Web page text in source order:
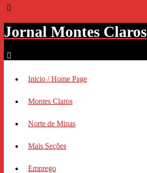
Jornal Montes Claros
Inicio / Home Page
Montes Claros
Norte de Minas
Mais Seções
Emprego